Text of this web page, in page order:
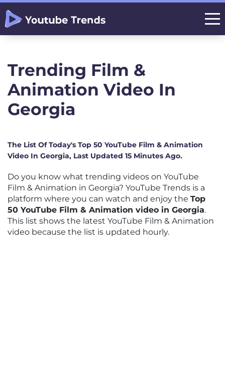
Trending Film &
Animation Video In
Georgia
The List Of Today's Top 50 YouTube Film & Animation
Video In Georgia, Last Updated 15 Minutes Ago.
Do you know what trending videos on YouTube
Film & Animation in Georgia? YouTube Trends is a
platform where you can watch and enjoy the Top
50 YouTube Film & Animation video in Georgia.
This list shows the latest YouTube Film & Animation
video because the list is updated hourly.